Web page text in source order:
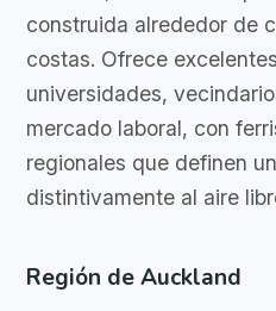
construida alrededor de
costas. Ofrece
universidades,
mercado laboral, con
regionales que definen
distintivamente al aire
Región de Auckland